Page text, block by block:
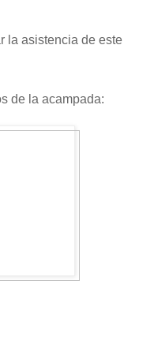
la asistencia de este
de la acampada: